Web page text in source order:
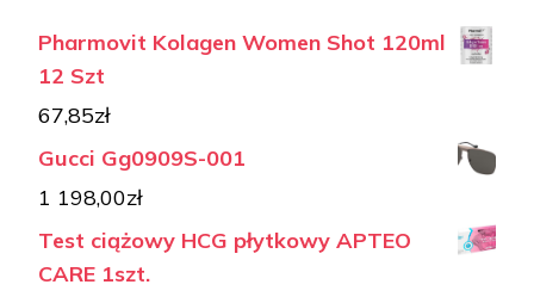
Pharmovit Kolagen Women Shot 120ml
12 Szt
67,85zł
Gucci Gg0909S-001
1 198,00zł
Test ciążowy HCG płytkowy APTEO
CARE 1szt.